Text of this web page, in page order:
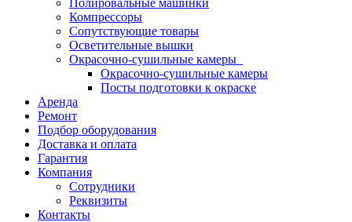
Полировальные машинки
Компрессоры
Сопутствующие товары
Осветительные вышки
Окрасочно-сушильные камеры
Окрасочно-сушильные камеры
Посты подготовки к окраске
Аренда
Ремонт
Подбор оборудования
Доставка и оплата
Гарантия
Компания
Сотрудники
Реквизиты
Контакты